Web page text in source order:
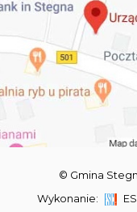
© Gmina
Wykonanie: